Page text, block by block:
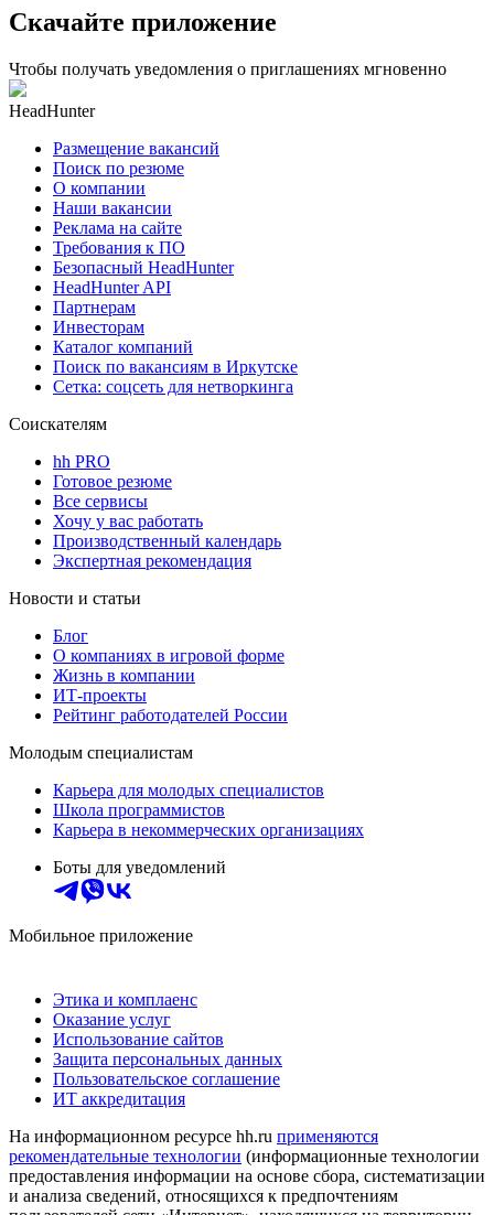
Скачайте приложение
Чтобы получать уведомления о приглашениях мгновенно
HeadHunter
Размещение вакансий
Поиск по резюме
О компании
Наши вакансии
Реклама на сайте
Требования к ПО
Безопасный HeadHunter
HeadHunter API
Партнерам
Инвесторам
Каталог компаний
Поиск по вакансиям в Иркутске
Сетка: соцсеть для нетворкинга
Соискателям
hh PRO
Готовое резюме
Все сервисы
Хочу у вас работать
Производственный календарь
Экспертная рекомендация
Новости и статьи
Блог
О компаниях в игровой форме
Жизнь в компании
ИТ-проекты
Рейтинг работодателей России
Молодым специалистам
Карьера для молодых специалистов
Школа программистов
Карьера в некоммерческих организациях
Боты для уведомлений
Мобильное приложение
Этика и комплаенс
Оказание услуг
Использование сайтов
Защита персональных данных
Пользовательское соглашение
ИТ аккредитация
На информационном ресурсе hh.ru применяются
рекомендательные технологии (информационные технологии
предоставления информации на основе сбора, систематизации
и анализа сведений, относящихся к предпочтениям